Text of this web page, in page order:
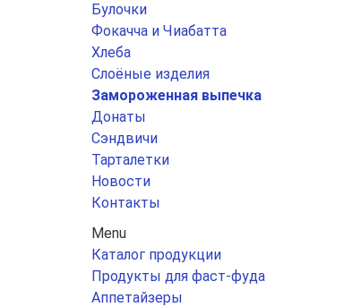
Булочки
Фокачча и Чиабатта
Хлеба
Слоёные изделия
Замороженная выпечка
Донаты
Сэндвичи
Тарталетки
Новости
Контакты
Menu
Каталог продукции
Продукты для фаст-фуда
Аппетайзеры